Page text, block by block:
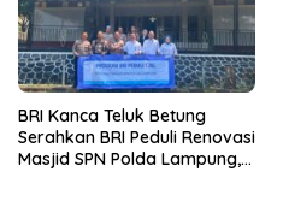
BRI Kanca Teluk Betung
Serahkan BRI Peduli Renovasi
Masjid SPN Polda Lampung,